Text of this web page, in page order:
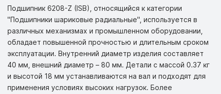
Подшипник 6208-Z (ISB), относящийся к категории
"Подшипники шариковые радиальные", используется в
различных механизмах и промышленном оборудовании,
обладает повышенной прочностью и длительным сроком
эксплуатации. Внутренний диаметр изделия составляет
40 мм, внешний диаметр – 80 мм. Детали с массой 0.37 кг
и высотой 18 мм устанавливаются на вал и подходят для
применения условиях высоких нагрузок. Более